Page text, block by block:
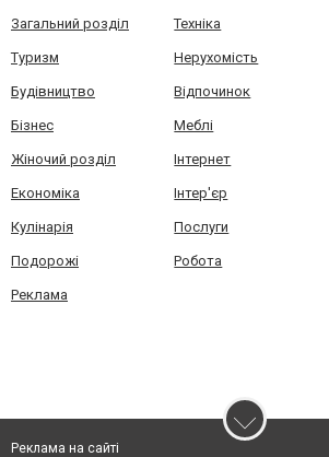
Загальний розділ Техніка
Туризм Нерухомість
Будівництво Відпочинок
Бізнес Меблі
Жіночий розділ Інтернет
Економіка Інтер'єр
Кулінарія Послуги
Подорожі Робота
Реклама
Реклама на сайті